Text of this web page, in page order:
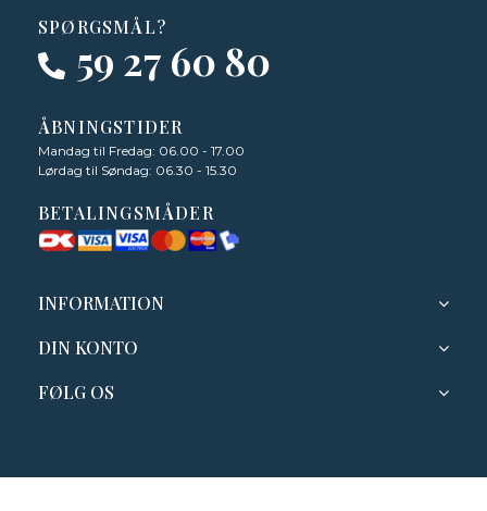
SPØRGSMÅL?
59 27 60 80
ÅBNINGSTIDER
Mandag til Fredag: 06.00 - 17.00
Lørdag til Søndag: 06.30 - 15.30
BETALINGSMÅDER
INFORMATION
DIN KONTO
FØLG OS